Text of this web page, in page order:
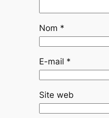
Nom *
E-mail *
Site web